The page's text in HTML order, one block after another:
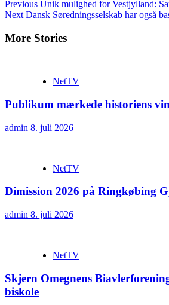
Continue
Reading
Previous Unik mulighed for Vestjylland:
Next Dansk Søredningsselskab har også
More Stories
NetTV
Publikum mærkede historiens
admin 8. juli 2026
NetTV
Dimission 2026 på Ringkøbing
admin 8. juli 2026
NetTV
Skjern Omegnens
biskole